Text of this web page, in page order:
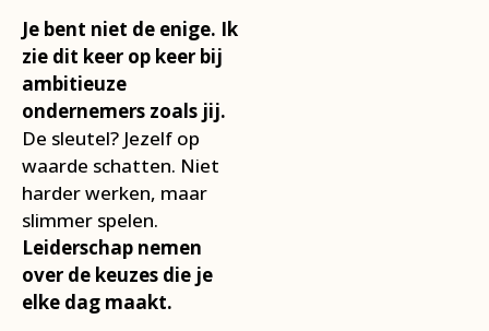
Je bent niet de enige. Ik
zie dit keer op keer bij
ambitieuze
ondernemers zoals jij.
De sleutel? Jezelf op
waarde schatten. Niet
harder werken, maar
slimmer spelen.
Leiderschap nemen
over de keuzes die je
elke dag maakt.